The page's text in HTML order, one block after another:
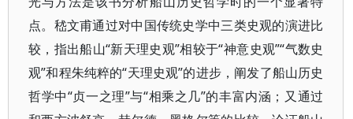
点。嵇文甫通过对中国传统史学中三类史观的演进比
较，指出船山“新天理史观”相较于“神意史观”“气数史
观”和程朱纯粹的“天理史观”的进步，阐发了船山历史
哲学中“贞一之理”与“相乘之几”的丰富内涵；又通过